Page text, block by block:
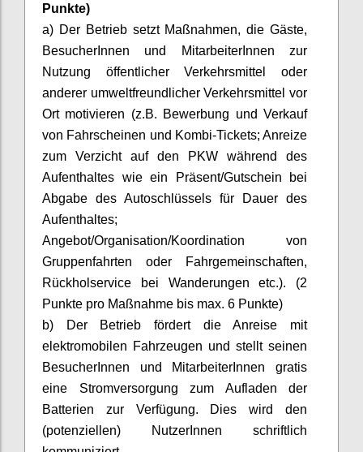
Punkte)
a) Der Betrieb setzt Maßnahmen, die Gäste,
BesucherInnen und MitarbeiterInnen zur
Nutzung öffentlicher Verkehrsmittel oder
anderer umweltfreundlicher Verkehrsmittel vor
Ort motivieren (z.B. Bewerbung und Verkauf
von Fahrscheinen und Kombi-Tickets; Anreize
zum Verzicht auf den PKW während des
Aufenthaltes wie ein Präsent/Gutschein bei
Abgabe des Autoschlüssels für Dauer des
Aufenthaltes;
Angebot/Organisation/Koordination von
Gruppenfahrten oder Fahrgemeinschaften,
Rückholservice bei Wanderungen etc.). (2
Punkte pro Maßnahme bis max. 6 Punkte)
b) Der Betrieb fördert die Anreise mit
elektromobilen Fahrzeugen und stellt seinen
BesucherInnen und MitarbeiterInnen gratis
eine Stromversorgung zum Aufladen der
Batterien zur Verfügung. Dies wird den
(potenziellen)
NutzerInnen schriftlich